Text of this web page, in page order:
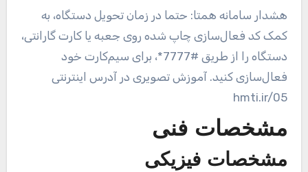
هشدار سامانه همتا: حتما در زمان تحویل دستگاه، به
کمک کد فعال‌سازی چاپ شده روی جعبه یا کارت گارانتی،
دستگاه را از طریق #7777*، برای سیم‌کارت خود
فعال‌سازی کنید. آموزش تصویری در آدرس اینترنتی
hmti.ir/05
مشخصات فنی
مشخصات فیزیکی